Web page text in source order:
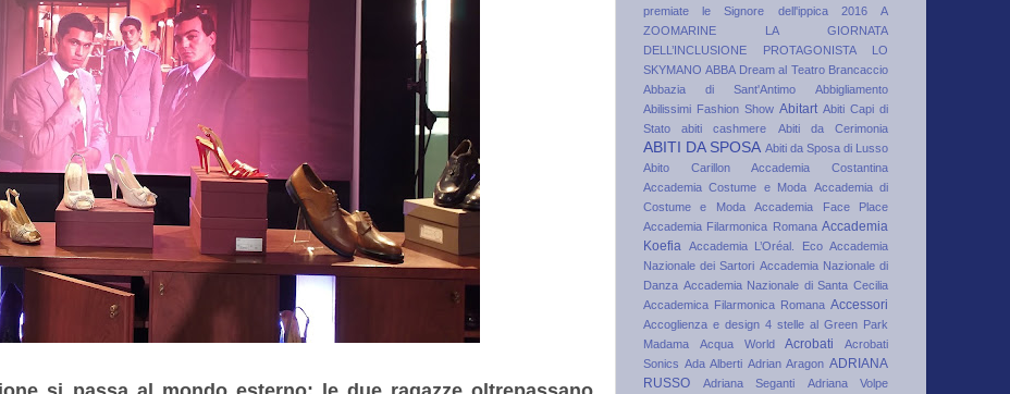
premiate le Signore dell'ippica 2016
A
ZOOMARINE LA GIORNATA
DELL’INCLUSIONE PROTAGONISTA LO
SKYMANO ABBA Dream al Teatro Brancaccio
Abbazia di Sant'Antimo
Abbigliamento
Abilissimi Fashion Show Abitart Abiti Capi di
Stato
abiti cashmere Abiti da Cerimonia
ABITI DA SPOSA Abiti da Sposa di Lusso
Abito Carillon
Accademia Costantina
Accademia Costume e Moda Accademia di
Costume e Moda
Accademia Face Place
Accademia Filarmonica Romana Accademia
Koefia Accademia L’Oréal. Eco Accademia
Nazionale dei Sartori Accademia Nazionale di
Danza Accademia Nazionale di Santa Cecilia
Accademica Filarmonica Romana Accessori
Accoglienza e design 4 stelle al Green Park
Madama
Acqua World Acrobati
Acrobati
Sonics Ada Alberti Adrian Aragon ADRIANA
RUSSO
Adriana Seganti
Adriana Volpe